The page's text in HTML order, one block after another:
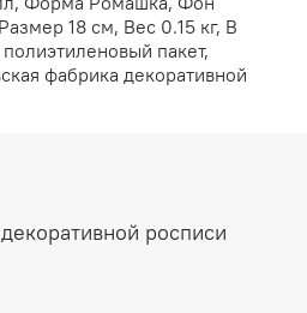
18 см, Вес 0.15 кг, В
пакет,
фабрика декоративной
росписи